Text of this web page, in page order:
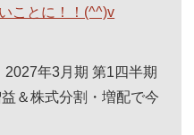
ことに！！(^^)v
年3月期 第1四半期
＆株式分割・増配で今